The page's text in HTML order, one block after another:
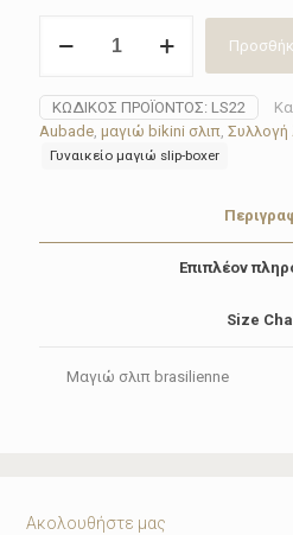
σλιπ
LS22
Khaki
ποσότητα
ΚΩΔΙΚΌΣ ΠΡΟΪΌΝΤΟΣ: LS22
Aubade μαγιώ bikini σλιπ Συλλογή
Γυναικείο μαγιώ slip-boxer
Επιπλέον
Size
Μαγιώ σλιπ brasilienne
Ακολουθήστε μας